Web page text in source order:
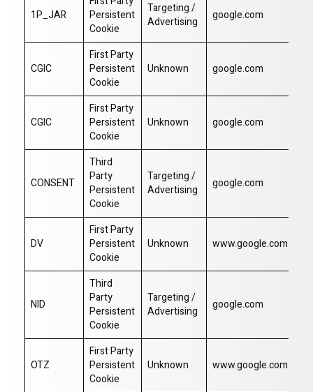
1P_JAR
Persistent
Cookie
Targeting /
Advertising
google.com
CGIC
First Party
Persistent
Cookie
Unknown google.com
CGIC
First Party
Persistent
Cookie
Unknown google.com
CONSENT
Third
Party
Persistent
Cookie
Targeting /
Advertising
google.com
DV
First Party
Persistent
Cookie
Unknown www.google.com
NID
Third
Party
Persistent
Cookie
Targeting /
Advertising
google.com
OTZ
First Party
Persistent
Cookie
Unknown www.google.com